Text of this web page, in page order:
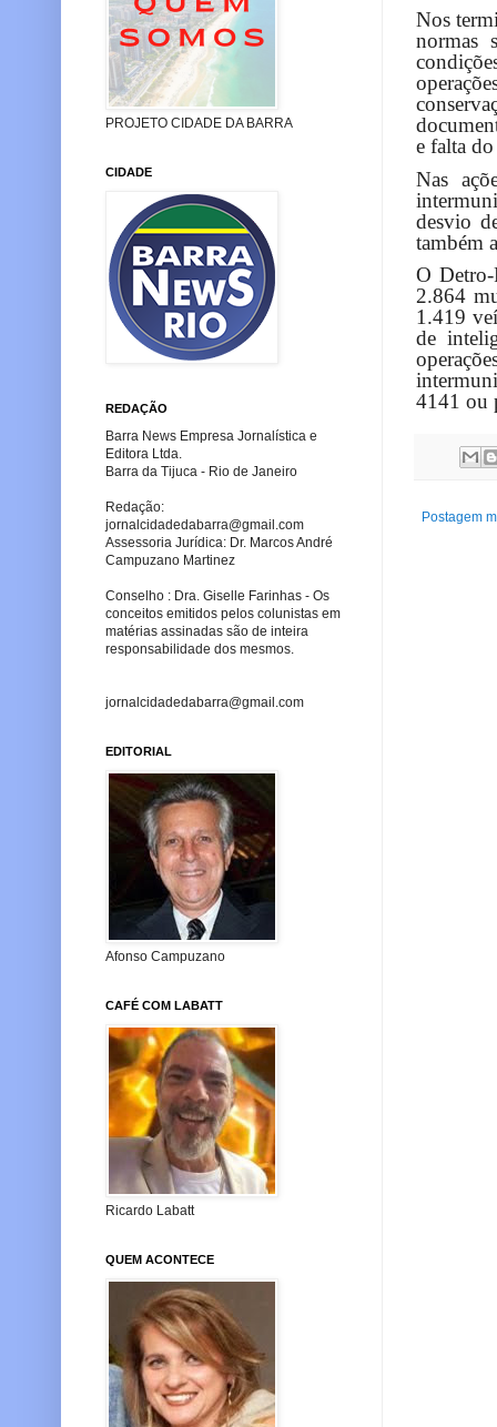
Nos
normas
e falta
Nas
desvio
também
O Detro-
2.864
1.419
de
4141 ou
Postagem
PROJETO CIDADE DA BARRA
CIDADE
REDAÇÃO
Barra News Empresa Jornalística e
Editora Ltda.
Barra da Tijuca - Rio de Janeiro
Redação:
jornalcidadedabarra@gmail.com
Assessoria Jurídica: Dr. Marcos André
Campuzano Martinez
Conselho : Dra. Giselle Farinhas - Os
conceitos emitidos pelos colunistas em
matérias assinadas são de inteira
responsabilidade dos mesmos.
jornalcidadedabarra@gmail.com
EDITORIAL
Afonso Campuzano
CAFÉ COM LABATT
Ricardo Labatt
QUEM ACONTECE